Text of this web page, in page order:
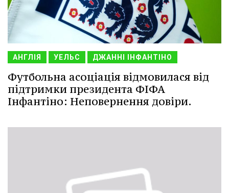
АНГЛІЯ УЕЛЬС ДЖАННІ ІНФАНТІНО
Футбольна асоціація відмовилася від
підтримки президента ФІФА
Інфантіно: Неповернення довіри.